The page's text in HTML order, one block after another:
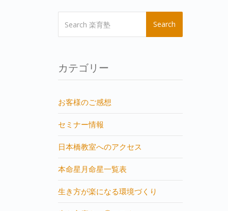
Search
カテゴリー
お客様のご感想
セミナー情報
日本橋教室へのアクセス
本命星月命星一覧表
生き方が楽になる環境づくり